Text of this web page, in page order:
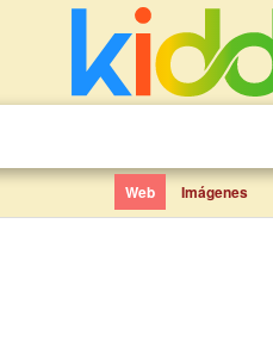
Web Imágenes